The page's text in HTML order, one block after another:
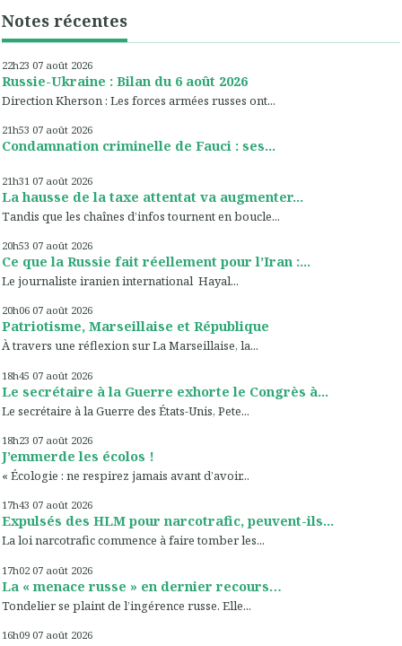
Notes récentes
22h23 07 août 2026
Russie-Ukraine : Bilan du 6 août 2026
Direction Kherson : Les forces armées russes ont...
21h53 07 août 2026
Condamnation criminelle de Fauci : ses...
21h31 07 août 2026
La hausse de la taxe attentat va augmenter...
Tandis que les chaînes d’infos tournent en boucle...
20h53 07 août 2026
Ce que la Russie fait réellement pour l’Iran :...
Le journaliste iranien international Hayal...
20h06 07 août 2026
Patriotisme, Marseillaise et République
À travers une réflexion sur La Marseillaise, la...
18h45 07 août 2026
Le secrétaire à la Guerre exhorte le Congrès à...
Le secrétaire à la Guerre des États-Unis, Pete...
18h23 07 août 2026
J’emmerde les écolos !
« Écologie : ne respirez jamais avant d’avoir...
17h43 07 août 2026
Expulsés des HLM pour narcotrafic, peuvent-ils...
La loi narcotrafic commence à faire tomber les...
17h02 07 août 2026
La « menace russe » en dernier recours…
Tondelier se plaint de l’ingérence russe. Elle...
16h09 07 août 2026